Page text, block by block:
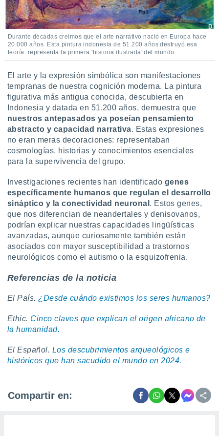
Durante décadas creímos que el arte narrativo nació en Europa hace
20.000 años. Esta pintura indonesia de 51.200 años destruyó esa
teoría: representa la primera 'historia ilustrada' del mundo.
El arte y la expresión simbólica son manifestaciones
tempranas de nuestra cognición moderna. La pintura
figurativa más antigua conocida, descubierta en
Indonesia y datada en 51.200 años, demuestra que
nuestros antepasados ya poseían pensamiento
abstracto y capacidad narrativa. Estas expresiones
no eran meras decoraciones: representaban
cosmologías, historias y conocimientos esenciales
para la supervivencia del grupo.
Investigaciones recientes han identificado genes
específicamente humanos que regulan el desarrollo
sináptico y la conectividad neurona . Estos genes,
que nos diferencian de neandertales y denisovanos,
podrían explicar nuestras capacidades lingüísticas
avanzadas, aunque curiosamente también están
asociados con mayor susceptibilidad a trastornos
neurológicos como el autismo o la esquizofrenia.
Referencias de la noticia
El País.¿Desde cuándo existimos los seres humanos?
Ethic. Cinco claves que explican el origen africano de
la humanidad.
El Español. Los descubrimientos arqueológicos e
históricos que han sacudido el mundo en 2024.
Compartir en: